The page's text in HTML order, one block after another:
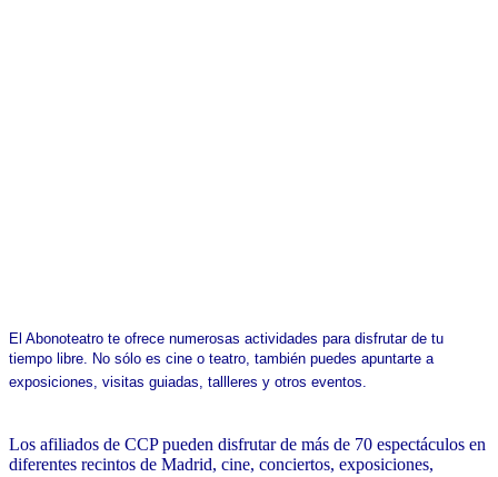
El Abonoteatro te ofrece numerosas actividades para disfrutar de tu
tiempo libre. No sólo es cine o teatro, también puedes apuntarte a
exposiciones, visitas guiadas, tallleres y otros eventos.
Los afiliados de CCP pueden disfrutar de más de 70 espectáculos en
diferentes recintos de Madrid, cine, conciertos, exposiciones,